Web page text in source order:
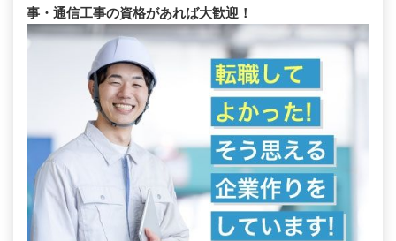
事・通信工事の資格があれば大歓迎！